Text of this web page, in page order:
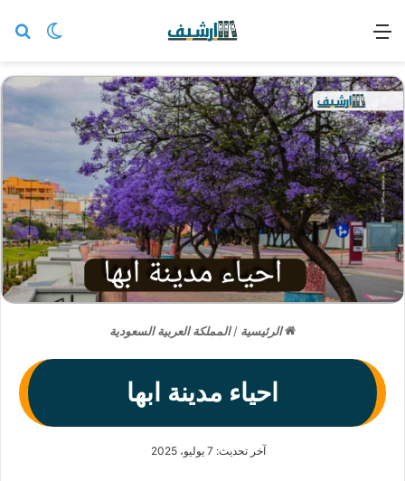
الوضع القائمة
الرئيسية / المملكة العربية السعودية
احياء مدينة ابها
آخر تحديث: 7 يوليو، 2025